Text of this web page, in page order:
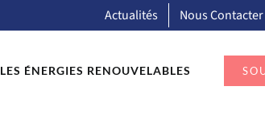
Actualités Nous Contacter
LES ÉNERGIES RENOUVELABLES